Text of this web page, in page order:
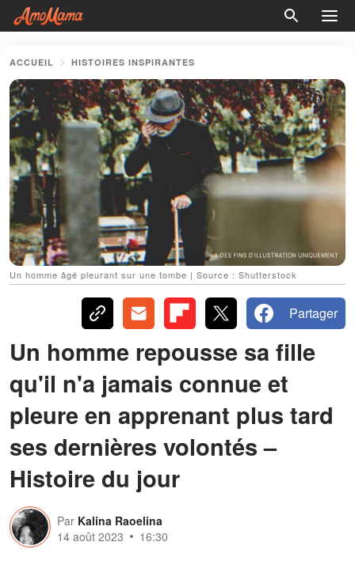
ACCUEIL HISTOIRES INSPIRANTES
Un homme âgé pleurant sur une tombe | Source : Shutterstock
Partager
Un homme repousse sa fille
qu'il n'a jamais connue et
pleure en apprenant plus tard
ses dernières volontés –
Histoire du jour
Par Kalina Raoelina
14 août 2023
16:30